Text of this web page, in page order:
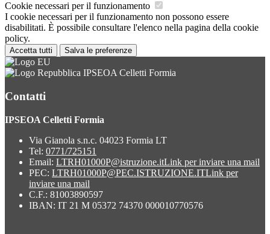
Cookie necessari per il funzionamento
I cookie necessari per il funzionamento non possono essere
disabilitati. È possibile consultare l'elenco nella pagina della cookie
policy.
Accetta tutti Salva le preferenze
IPSEOA Celletti Formia
Contatti
IPSEOA Celletti Formia
Via Gianola s.n.c. 04023 Formia LT
Tel: 0771/725151
Email: LTRH01000P@istruzione.itLink per inviare una mail
PEC: LTRH01000P@PEC.ISTRUZIONE.ITLink per
inviare una mail
C.F.: 81003890597
IBAN: IT 21 M 05372 74370 000010770576